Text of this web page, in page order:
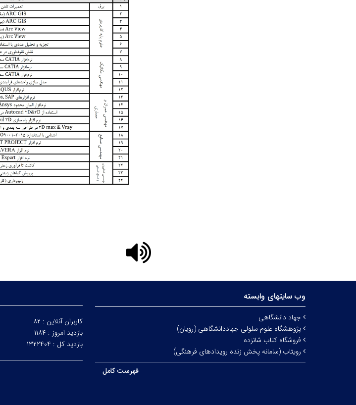
وب سایتهای وابسته
جهاد دانشگاهی
پژوهشگاه علوم سلولی جهاددانشگاهی (رویان)
فروشگاه کتاب شانزده
رویتاب (سامانه پخش زنده رویدادهای فرهنگی)
فهرست کامل
کاربران آنلاین : ۸۲
بازدید امروز : ۱۱۸۴
بازدید کل : ۱۳۲۲۴۰۴